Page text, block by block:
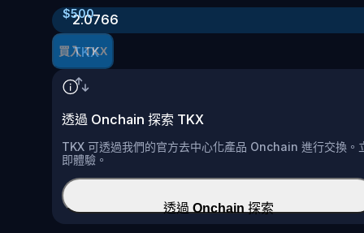
2.0766
TKX
$500
買入 TKX
透過 Onchain 探索 TKX
TKX 可透過我們的官方去中心化產品 Onchain 進行交換。
即體驗。
透過 Onchain 探索